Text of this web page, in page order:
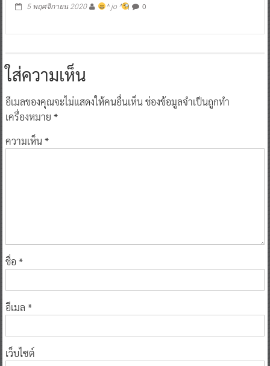
5 พฤศจิกายน 2020 ^ jo ^ 0
ใส่ความเห็น
อีเมลของคุณจะไม่แสดงให้คนอื่นเห็นช่องข้อมูลจำเป็นถูกทำ
เครื่องหมาย *
ความเห็น*
ชื่อ *
อีเมล *
เว็บไซต์